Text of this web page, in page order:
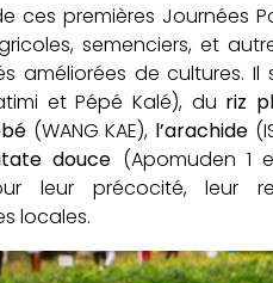
ces premières
semenciers, et
améliorées de cultures.
et Pépé Kalé), du riz
(WANG KAE), l’arachide
douce (Apomuden 1
leur précocité, leur
locales.